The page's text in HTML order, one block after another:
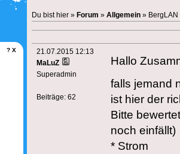
Du bist hier » Forum » Allgemein »
21.07.2015 12:13
MaLuZ
Superadmin
Beiträge: 62
Hallo
falls jemand
ist hier der
Bitte
noch einfällt)
* Strom
? X